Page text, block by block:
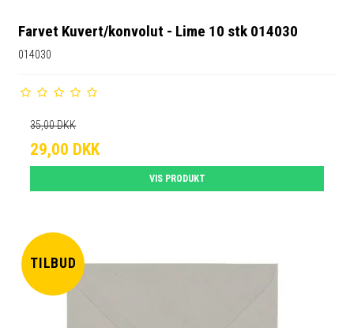
Farvet Kuvert/konvolut - Lime 10 stk 014030
014030
35,00 DKK
29,00 DKK
VIS PRODUKT
TILBUD